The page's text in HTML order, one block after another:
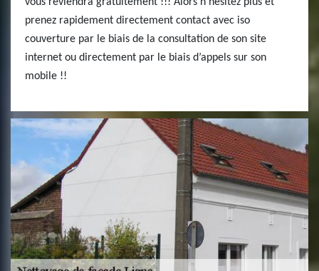
prenez rapidement directement contact avec iso
couverture par le biais de la consultation de son site
internet ou directement par le biais d’appels sur son
mobile !!